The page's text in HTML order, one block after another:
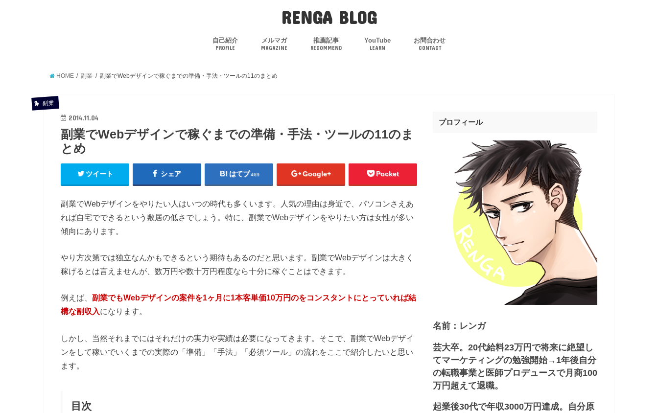
RENGA BLOG
自己紹介
PROFILE
メルマガ
MAGAZINE
推薦記事
RECOMMEND
YouTube
LEARN
お問合わせ
CONTACT
HOME 副業 副業でWebデザインで稼ぐまでの準備・手法・ツールの11のまとめ
副業
2014.11.04
副業でWebデザインで稼ぐまでの準備・手法・ツールの11のま
とめ
ツイート シェア はてブ469 Google+ Pocket
副業でWebデザインをやりたい人はいつの時代も多くいます。人気の理由は身近で、パソコンさえあ
れば自宅でできるという敷居の低さでしょう。特に、副業でWebデザインをやりたい方は女性が多い
傾向にあります。
やり方次第では独立なんかもできるという期待もあるのだと思います。副業でWebデザインは大きく
稼げるとは言えませんが、数万円や数十万円程度なら十分に稼ぐことはできます。
例えば、 副業でもWebデザインの案件を1ヶ月に1本客単価10万円のをコンスタントにとっていれば結
構な副収入になります。
しかし、当然それまでにはそれだけの実力や実績は必要になってきます。そこで、副業でWebデザイ
ンをして稼いでいくまでの実際の「準備」「手法」「必須ツール」の流れをここで紹介したいと思い
ます。
目次
プロフィール
名前：レンガ
芸大卒。20代給料23万円で将来に絶望し
てマーケティングの勉強開始→1年後自分
の転職事業と医師プロデュースで月商100
万円超えて退職。
起業後30代で年収3000万円達成。自分原